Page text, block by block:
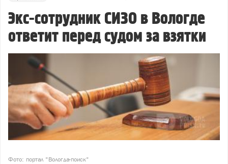
Экс-сотрудник СИЗО в Вологде
ответит перед судом за взятки
Фото: портал "Вологда-поиск"